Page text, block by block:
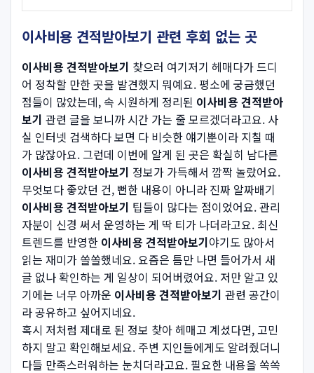
이사비용 견적받아보기 관련 후회 없는 곳
이사비용 견적받아보기 찾으러 여기저기 헤매다가 드디
어 정착할 만한 곳을 발견했지 뭐예요. 평소에 궁금했던
점들이 많았는데, 속 시원하게 정리된 이사비용 견적받아
보기 관련 글을 보니까 시간 가는 줄 모르겠더라고요. 사
실 인터넷 검색하다 보면 다 비슷한 얘기뿐이라 지칠 때
가 많잖아요. 그런데 이번에 알게 된 곳은 확실히 남다른
이사비용 견적받아보기 정보가 가득해서 깜짝 놀랐어요.
무엇보다 좋았던 건, 뻔한 내용이 아니라 진짜 알짜배기
이사비용 견적받아보기 팁들이 많다는 점이었어요. 관리
자분이 신경 써서 운영하는 게 딱 티가 나더라고요. 최신
트렌드를 반영한 이사비용 견적받아보기야기도 많아서
읽는 재미가 쏠쏠했네요. 요즘은 틈만 나면 들어가서 새
글 없나 확인하는 게 일상이 되어버렸어요. 저만 알고 있
기에는 너무 아까운 이사비용 견적받아보기 관련 공간이
라 공유하고 싶어지네요.
혹시 저처럼 제대로 된 정보 찾아 헤매고 계셨다면, 고민
하지 말고 확인해보세요. 주변 지인들에게도 알려줬더니
다들 만족스러워하는 눈치더라고요. 필요한 내용을 쏙쏙